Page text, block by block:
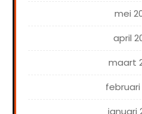
mei
april
maart
februari
januari